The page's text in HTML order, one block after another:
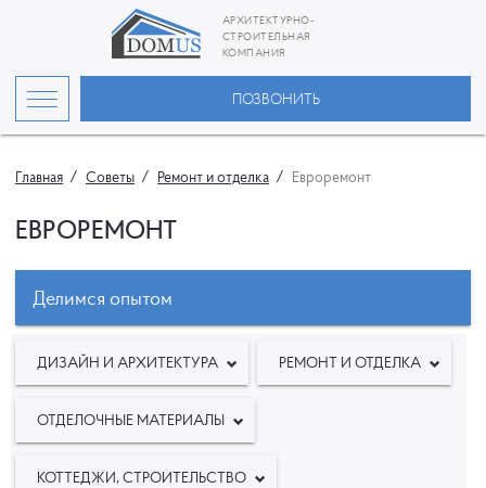
АРХИТЕКТУРНО-
СТРОИТЕЛЬНАЯ
КОМПАНИЯ
ПОЗВОНИТЬ
Главная Советы Ремонт и отделка Евроремонт
ЕВРОРЕМОНТ
Делимся опытом
ДИЗАЙН И АРХИТЕКТУРА РЕМОНТ И ОТДЕЛКА
ОТДЕЛОЧНЫЕ МАТЕРИАЛЫ
КОТТЕДЖИ, СТРОИТЕЛЬСТВО